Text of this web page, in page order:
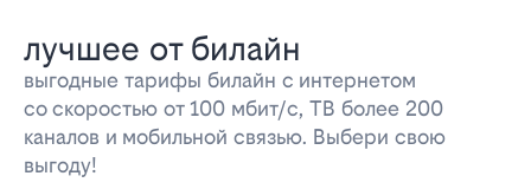
лучшее от билайн
выгодные тарифы билайн с интернетом
со скоростью от 100 мбит/с, ТВ более 200
каналов и мобильной связью. Выбери свою
выгоду!